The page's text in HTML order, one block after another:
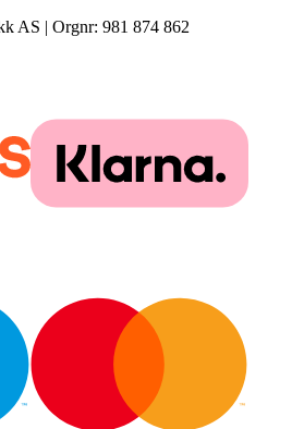
AS | Orgnr: 981 874 862